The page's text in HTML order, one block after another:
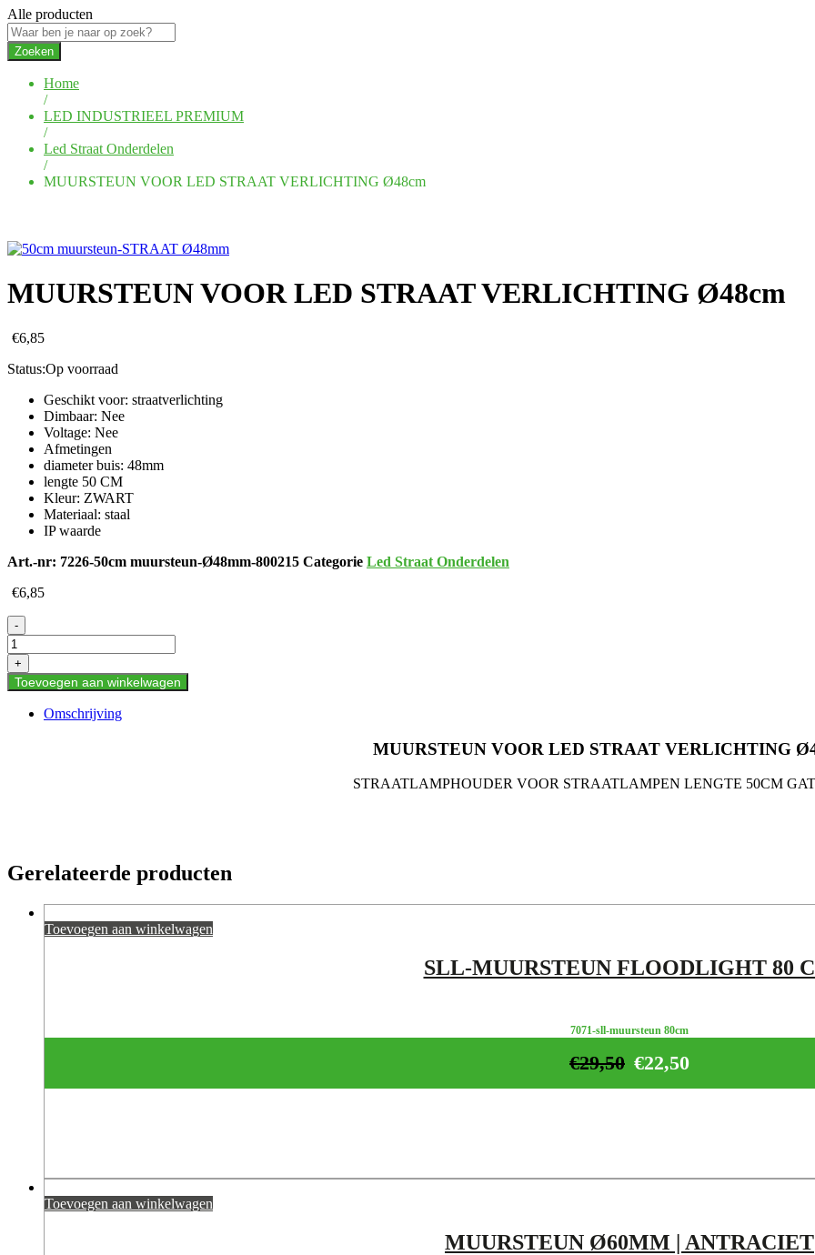
Alle producten
Zoeken
Home
/
LED INDUSTRIEEL PREMIUM
/
Led Straat Onderdelen
/
MUURSTEUN VOOR LED STRAAT VERLICHTING Ø48cm
MUURSTEUN VOOR LED STRAAT VERLICHTING Ø48cm
€6,85
Status:Op voorraad
Geschikt voor: straatverlichting
Dimbaar: Nee
Voltage: Nee
Afmetingen
diameter buis: 48mm
lengte 50 CM
Kleur: ZWART
Materiaal: staal
IP waarde
Art.-nr: 7226-50cm muursteun-Ø48mm-800215 Categorie Led Straat Onderdelen
€6,85
MUURSTEUN
VOOR
LED
STRAAT
VERLICHTING
aantal
-
+
Toevoegen aan winkelwagen
Omschrijving
MUURSTEUN VOOR LED STRAAT VERLICHTING
STRAATLAMPHOUDER VOOR STRAATLAMPEN LENGTE 50CM
Gerelateerde producten
Toevoegen aan winkelwagen
SLL-MUURSTEUN FLOODLIGHT 80
7071-sll-muursteun 80cm
€22,50
€29,50
Toevoegen aan winkelwagen
MUURSTEUN Ø60MM | ANTRACIET